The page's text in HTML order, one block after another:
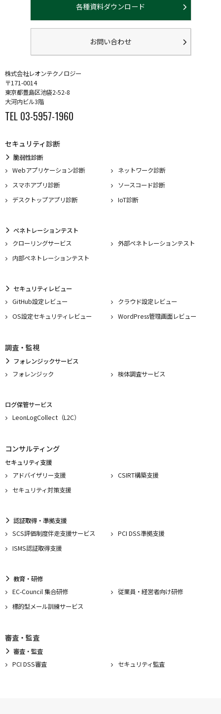
各種資料ダウンロード
お問い合わせ
株式会社レオンテクノロジー
〒171-0014
東京都豊島区池袋2-52-8
大河内ビル3階
TEL 03-5957-1960
セキュリティ診断
脆弱性診断
Webアプリケーション診断
ネットワーク診断
スマホアプリ診断
ソースコード診断
デスクトップアプリ診断
IoT診断
ペネトレーションテスト
クローリングサービス
外部ペネトレーションテスト
内部ペネトレーションテスト
セキュリティレビュー
GitHub設定レビュー
クラウド設定レビュー
OS設定セキュリティレビュー
WordPress管理画面レビュー
調査・監視
フォレンジックサービス
フォレンジック
検体調査サービス
ログ保管サービス
LeonLogCollect（L2C）
コンサルティング
セキュリティ支援
アドバイザリー支援
CSIRT構築支援
セキュリティ対策支援
認証取得・準拠支援
SCS評価制度伴走支援サービス
PCI DSS準拠支援
ISMS認証取得支援
教育・研修
EC-Council 集合研修
従業員・経営者向け研修
標的型メール訓練サービス
審査・監査
審査・監査
PCI DSS審査
セキュリティ監査